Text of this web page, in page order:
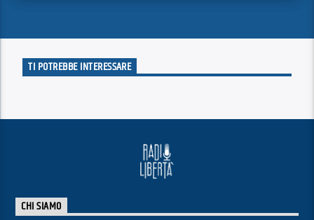
TI POTREBBE INTERESSARE
CHI SIAMO